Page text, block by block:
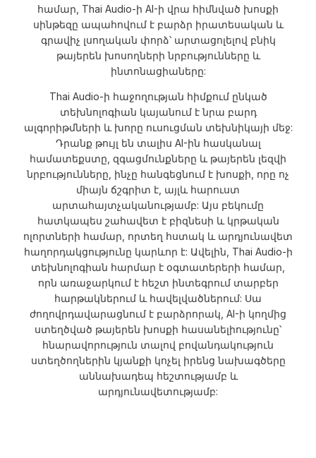
համար, Thai Audio-ի AI-ի վրա հիմնված խոսքի
սինթեզը ապահովում է բարձր իրատեսական և
գրավիչ լսողական փորձ՝ արտացոլելով բնիկ
թայերեն խոսողների նրբությունները և
ինտոնացիաները:
Thai Audio-ի հաջողության հիմքում ընկած
տեխնոլոգիան կայանում է նրա բարդ
ալգորիթմների և խորը ուսուցման տեխնիկայի մեջ:
Դրանք թույլ են տալիս AI-ին հասկանալ
համատեքստը, զգացմունքները և թայերեն լեզվի
նրբությունները, ինչը հանգեցնում է խոսքի, որը ոչ
միայն ճշգրիտ է, այլև հարուստ
արտահայտչականությամբ: Այս բեկումը
հատկապես շահավետ է բիզնեսի և կրթական
ոլորտների համար, որտեղ հստակ և արդյունավետ
հաղորդակցությունը կարևոր է: Ավելին, Thai Audio-ի
տեխնոլոգիան հարմար է օգտատերերի համար,
որն առաջարկում է հեշտ ինտեգրում տարբեր
հարթակներում և հավելվածներում: Սա
ժողովրդավարացնում է բարձրորակ, AI-ի կողմից
ստեղծված թայերեն խոսքի հասանելիությունը՝
հնարավորություն տալով բովանդակություն
ստեղծողներին կյանքի կոչել իրենց նախագծերը
աննախադեպ հեշտությամբ և
արդյունավետությամբ: